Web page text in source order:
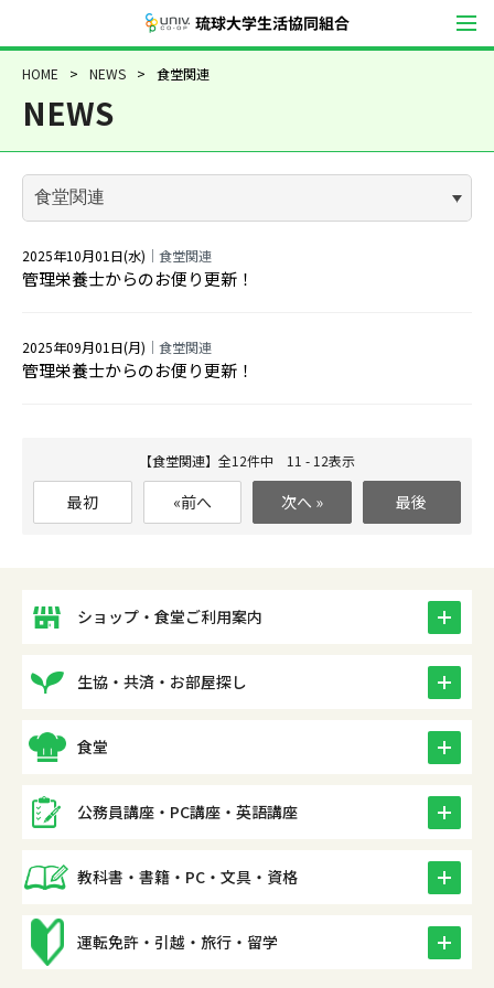
琉球大学生活協同
HOME NEWS 食堂関連
NEWS
2025年10月01日(水) ｜食堂関連
管理栄養士からのお便り更新！
2025年09月01日(月) ｜食堂関連
管理栄養士からのお便り更新！
【食堂関連】全12件中 11 - 12表示
最初 «前へ 次へ » 最後
ショップ・食堂ご利用案内
生協・共済・お部屋探し
食堂
公務員講座・PC講座・英語講座
教科書・書籍・PC・文具・資格
運転免許・引越・旅行・留学